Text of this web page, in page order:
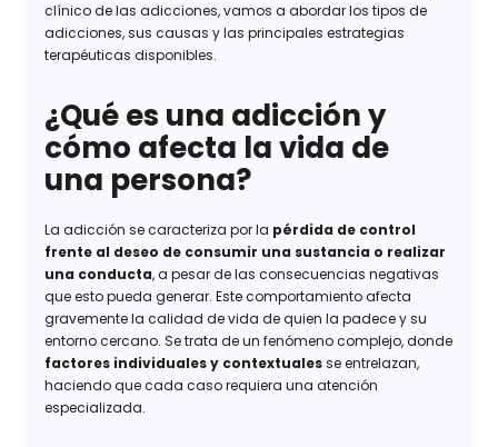
clínico de las adicciones, vamos a abordar los tipos de
adicciones, sus causas y las principales estrategias
terapéuticas disponibles.
¿Qué es una adicción y
cómo afecta la vida de
una persona?
La adicción se caracteriza por la pérdida de control
frente al deseo de consumir una sustancia o realizar
una conducta, a pesar de las consecuencias negativas
que esto pueda generar. Este comportamiento afecta
gravemente la calidad de vida de quien la padece y su
entorno cercano. Se trata de un fenómeno complejo, donde
factores individuales y contextualesse entrelazan,
haciendo que cada caso requiera una atención
especializada.